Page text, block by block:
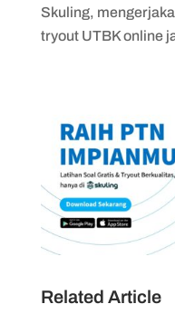
Skuling,
tryout UTBK online
Related Article